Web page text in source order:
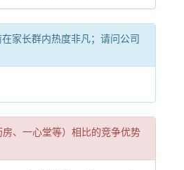
家长群内热度非凡；请问公司
、一心堂等）相比的竞争优势